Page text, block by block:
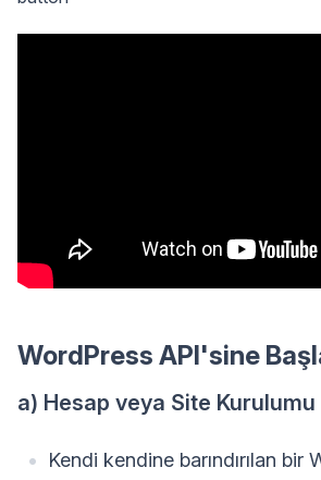
WordPress API'sine
a) Hesap veya Site Kurulumu
Kendi kendine barındırılan bir